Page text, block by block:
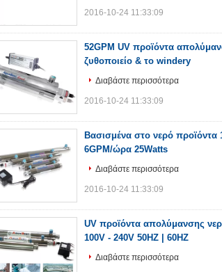
2016-10-24 11:33:09
52GPM UV προϊόντα
ζυθοποιείο & το windery
Διαβάστε περισσότερα
2016-10-24 11:33:09
Βασισμένα στο νερό
6GPM/ώρα 25Watts
Διαβάστε περισσότερα
2016-10-24 11:33:09
UV προϊόντα απολύμανσης
100V - 240V 50HZ | 60HZ
Διαβάστε περισσότερα